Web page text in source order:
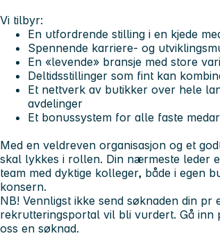
Vi tilbyr:
En utfordrende stilling i en kjede
Spennende karriere- og
En «levende» bransje med store
Deltidsstillinger som fint kan
Et nettverk av butikker over hele
avdelinger
Et bonussystem for alle faste
Med en veldreven organisasjon og et
skal lykkes i rollen. Din nærmeste leder
team med dyktige kolleger, både i egen
konsern.
NB! Vennligst ikke send søknaden din
rekrutteringsportal vil bli vurdert. Gå inn
oss en søknad.